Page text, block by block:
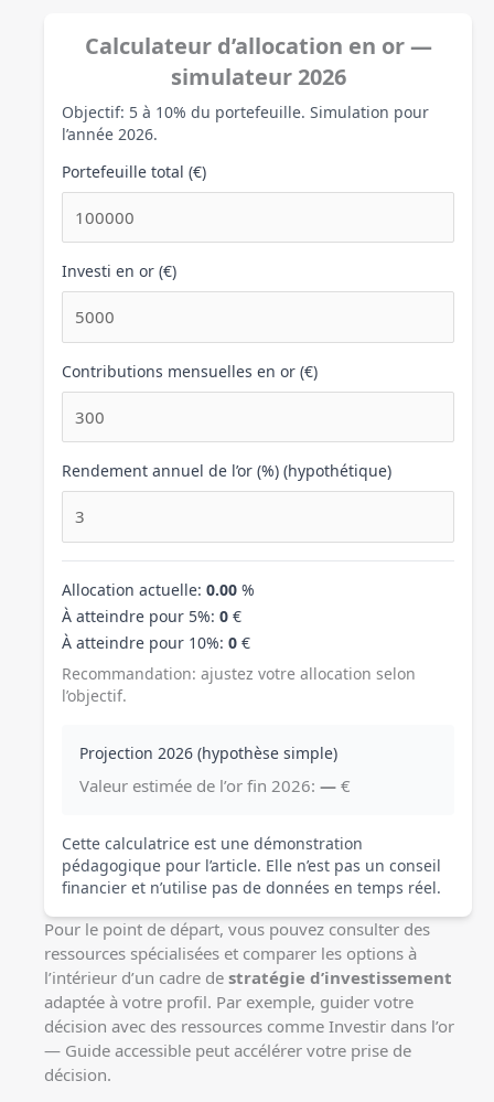
Calculateur d’allocation en or —
simulateur 2026
Objectif: 5 à 10% du portefeuille. Simulation pour
l’année 2026.
Portefeuille total (€)
Investi en or (€)
Contributions mensuelles en or (€)
Rendement annuel de l’or (%) (hypothétique)
Allocation actuelle: 0.00 %
À atteindre pour 5%: 0 €
À atteindre pour 10%: 0 €
Recommandation: ajustez votre allocation selon
l’objectif.
Projection 2026 (hypothèse simple)
Valeur estimée de l’or fin 2026: — €
Cette calculatrice est une démonstration
pédagogique pour l’article. Elle n’est pas un conseil
financier et n’utilise pas de données en temps réel.
Pour le point de départ, vous pouvez consulter des
ressources spécialisées et comparer les options à
l’intérieur d’un cadre de stratégie d’investissement
adaptée à votre profil. Par exemple, guider votre
décision avec des ressources comme Investir dans l’or
— Guide accessible peut accélérer votre prise de
décision.